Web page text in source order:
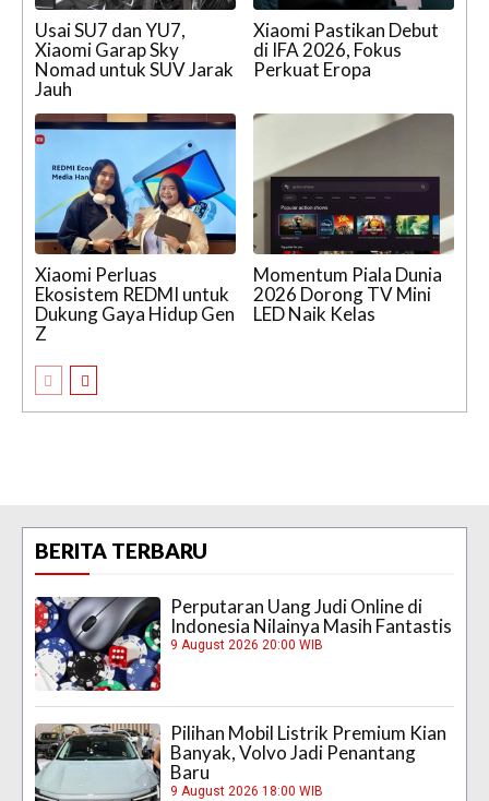
Usai SU7 dan YU7,
Xiaomi Garap Sky
Nomad untuk SUV Jarak
Jauh
Xiaomi Pastikan Debut
di IFA 2026, Fokus
Perkuat Eropa
Xiaomi Perluas
Ekosistem REDMI untuk
Dukung Gaya Hidup Gen
Z
Momentum Piala Dunia
2026 Dorong TV Mini
LED Naik Kelas
BERITA TERBARU
Perputaran Uang Judi Online di
Indonesia Nilainya Masih Fantastis
9 August 2026 20:00 WIB
Pilihan Mobil Listrik Premium Kian
Banyak, Volvo Jadi Penantang
Baru
9 August 2026 18:00 WIB